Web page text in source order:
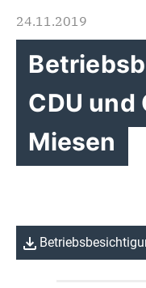
24.11.2019
CDU und
Miesen